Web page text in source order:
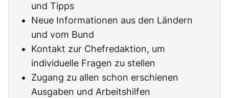
und Tipps
Neue Informationen aus den Ländern
und vom Bund
Kontakt zur Chefredaktion, um
individuelle Fragen zu stellen
Zugang zu allen schon erschienen
Ausgaben und Arbeitshilfen